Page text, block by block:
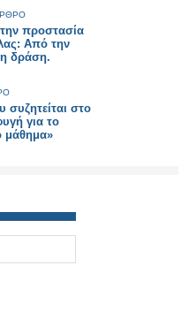
προστασία
Από την
δράση.
συζητείται στο
για το
μάθημα»